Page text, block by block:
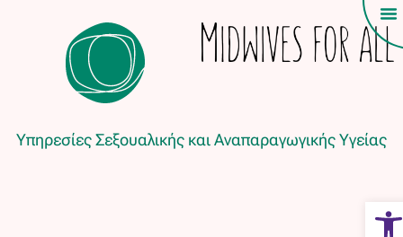
Υπηρεσίες Σεξουαλικής και Αναπαραγωγικής Υγείας